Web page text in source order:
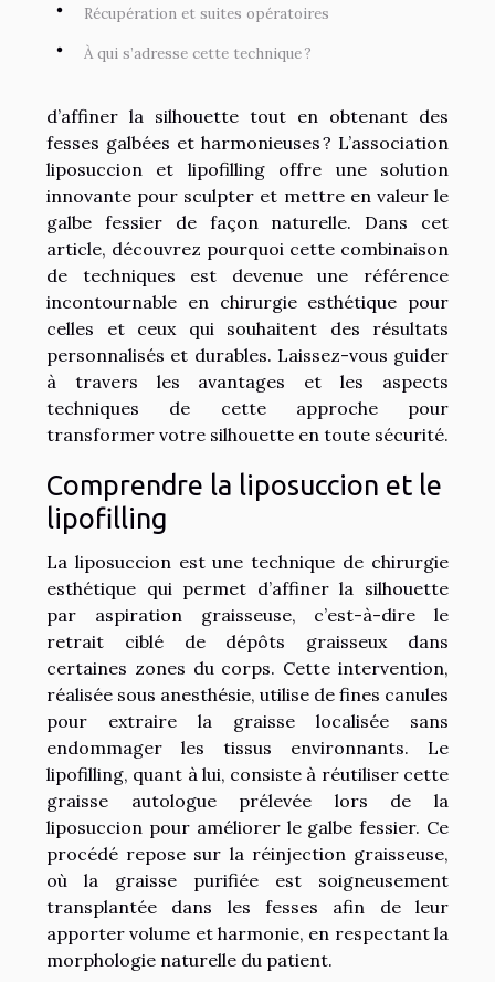
Récupération et suites opératoires
À qui s’adresse cette technique ?
d’affiner la silhouette tout en obtenant des
fesses galbées et harmonieuses ? L’association
liposuccion et lipofilling offre une solution
innovante pour sculpter et mettre en valeur le
galbe fessier de façon naturelle. Dans cet
article, découvrez pourquoi cette combinaison
de techniques est devenue une référence
incontournable en chirurgie esthétique pour
celles et ceux qui souhaitent des résultats
personnalisés et durables. Laissez-vous guider
à travers les avantages et les aspects
techniques de cette approche pour
transformer votre silhouette en toute sécurité.
Comprendre la liposuccion et le
lipofilling
La liposuccion est une technique de chirurgie
esthétique qui permet d’affiner la silhouette
par aspiration graisseuse, c’est-à-dire le
retrait ciblé de dépôts graisseux dans
certaines zones du corps. Cette intervention,
réalisée sous anesthésie, utilise de fines canules
pour extraire la graisse localisée sans
endommager les tissus environnants. Le
lipofilling, quant à lui, consiste à réutiliser cette
graisse autologue prélevée lors de la
liposuccion pour améliorer le galbe fessier. Ce
procédé repose sur la réinjection graisseuse,
où la graisse purifiée est soigneusement
transplantée dans les fesses afin de leur
apporter volume et harmonie, en respectant la
morphologie naturelle du patient.